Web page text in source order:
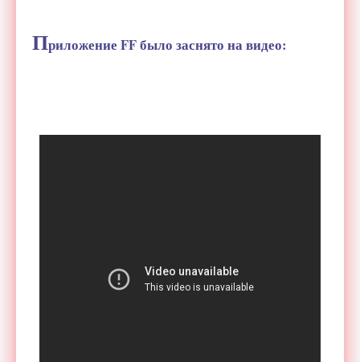
Приложение FF было заснято на видео: